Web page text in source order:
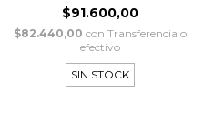
$91.600,00
$82.440,00 con Transferencia o
efectivo
SIN STOCK